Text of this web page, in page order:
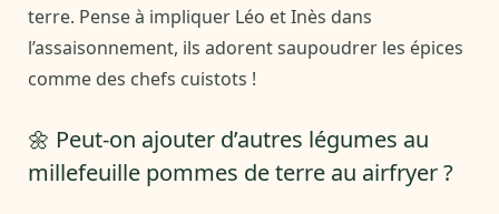
terre. Pense à impliquer Léo et Inès dans
l’assaisonnement, ils adorent saupoudrer les épices
comme des chefs cuistots !
🌼 Peut-on ajouter d’autres légumes au
millefeuille pommes de terre au airfryer ?